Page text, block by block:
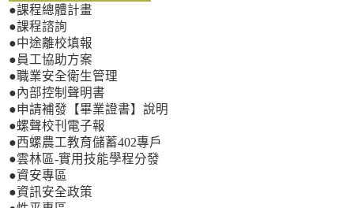
●課程總體計畫
●課程諮詢
●中途離校填報
●員工協助方案
●職業安全衛生管理
●內部控制聲明書
●申請補發【畢業證書】說明
●螺聲校刊電子報
●西螺農工教育儲蓄402專戶
●雲林區-實用技能學程分發
●資安專區
●資訊安全政策